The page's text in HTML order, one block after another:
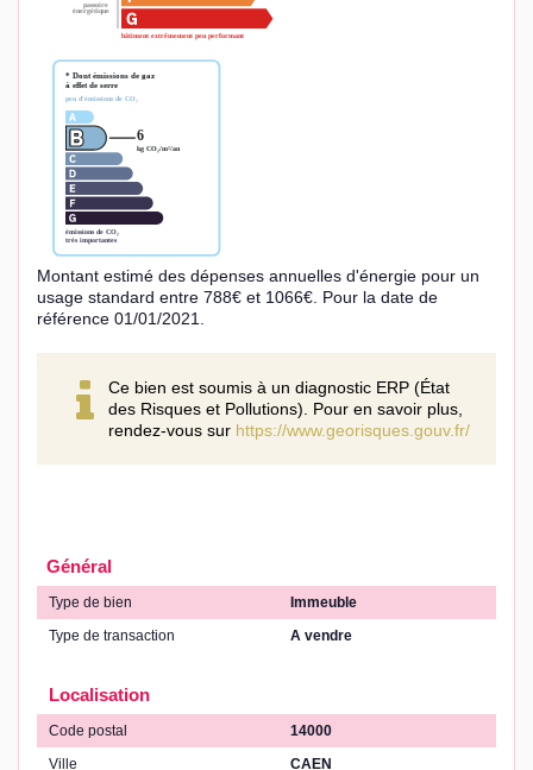
Montant estimé des dépenses annuelles d'énergie pour un
usage standard entre 788€ et 1066€. Pour la date de
référence 01/01/2021.
Ce bien est soumis à un diagnostic ERP (État
des Risques et Pollutions). Pour en savoir plus,
rendez-vous sur https://www.georisques.gouv.fr/
Général
Type de bien
Immeuble
Type de transaction
A vendre
Localisation
Code postal
14000
Ville
CAEN